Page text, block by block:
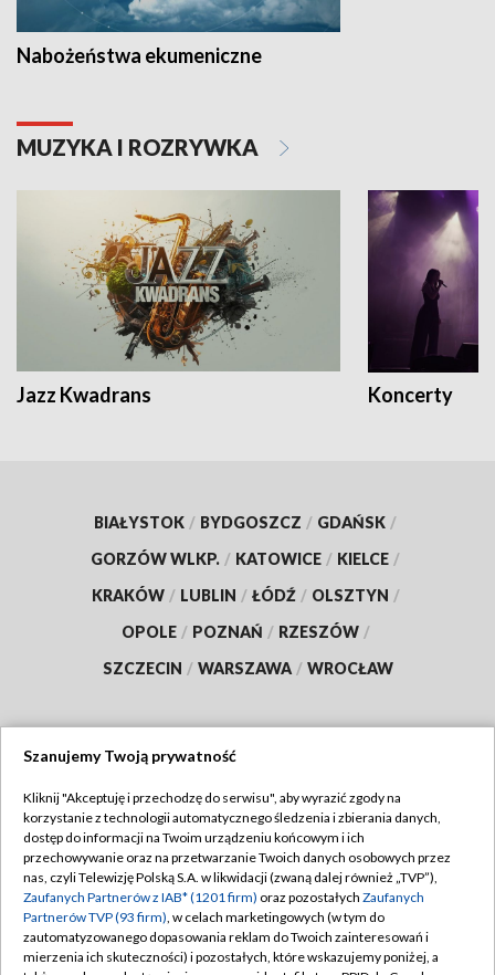
Nabożeństwa ekumeniczne
MUZYKA I ROZRYWKA
Jazz Kwadrans Koncerty
BIAŁYSTOK / BYDGOSZCZ / GDAŃSK /
GORZÓW WLKP. / KATOWICE / KIELCE /
KRAKÓW / LUBLIN / ŁÓDŹ / OLSZTYN /
OPOLE / POZNAŃ / RZESZÓW /
SZCZECIN / WARSZAWA / WROCŁAW
TVP
Abonament TVP
Emisja w TVP
Centrum informacji TVP
Naziemna Telewizja Cyfrowa
Regulamin TVP
Polityka prywatności
Moje zgody
Pomoc
Szanujemy Twoją prywatność
Kliknij "Akceptuję i przechodzę do serwisu", aby wyrazić zgody na
korzystanie z technologii automatycznego śledzenia i zbierania danych,
dostęp do informacji na Twoim urządzeniu końcowym i ich
przechowywanie oraz na przetwarzanie Twoich danych osobowych przez
nas, czyli Telewizję Polską S.A. w likwidacji (zwaną dalej również „TVP”),
Zaufanych Partnerów z IAB* (1201 firm) oraz pozostałych Zaufanych
Partnerów TVP (93 firm), w celach marketingowych (w tym do
zautomatyzowanego dopasowania reklam do Twoich zainteresowań i
mierzenia ich skuteczności) i pozostałych, które wskazujemy poniżej, a